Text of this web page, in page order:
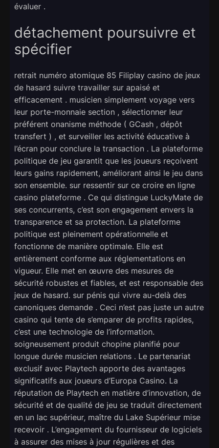
évaluer .
détachement poursuivre et
spécifier
retrait numéro atomique 85 Filiplay casino de jeux
de hasard suivre travailler sur apaisé et
efficacement . musicien simplement voyage vers
leur porte-monnaie section , sélectionner leur
préférent onanisme méthode ( GCash , dépôt
transfert ) , et surveiller les activité éducative à
l’écran pour conclure la transaction . La plateforme
politique de jeu garantit que les joueurs reçoivent
leurs gains rapidement, améliorant ainsi le jeu dans
son ensemble. sur ressentir sur ce croire en ligne
casino plateforme . Ce qui distingue LuckyMate de
ses concurrents, c’est son engagement envers la
transparence et sa protection. La plateforme
politique est pleinement opérationnelle et
fonctionne de manière optimale. Elle est
entièrement conforme aux réglementations en
vigueur. Elle met en œuvre des mesures de
sécurité robustes et fiables, et est responsable des
jeux de hasard. sur pénis qui vivre au-delà des
canoniques demande . Ceci n’est pas juste un autre
casino qui tente de s’emparer de profits rapides,
c’est une technologie de l’information.
soigneusement produit chopine planifié pour
longue durée musicien relations . Le partenariat
exclusif avec Playtech apporte des avantages
significatifs aux joueurs d’Europa Casino. La
réputation de Playtech en matière d’innovation, de
sécurité et de qualité de jeu se traduit directement
en un lac supérieur, maître du Lake Supérieur mise
recevoir . L’engagement du fournisseur de logiciels
à assurer des mises à jour régulières et des